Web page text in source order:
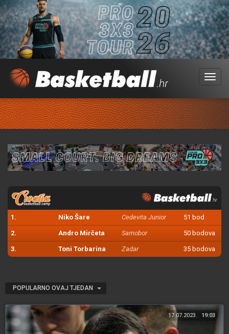
Menu
1. Niko Šare Cedevita Junior 51 bod
2. Andro Mirčeta Samobor 50 bodova
3. Toni Torbarina Zadar 35 bodova
POPULARNO OVAJ TJEDAN
17.07.2023. 19:03